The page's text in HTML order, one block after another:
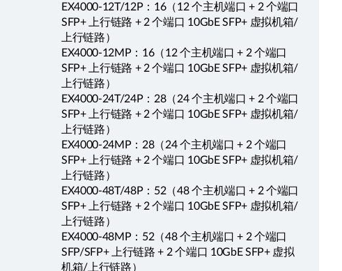
EX4000-12T/12P：16（12 个主机端口 + 2 个端口
SFP+ 上行链路 + 2 个端口 10GbE SFP+ 虚拟机箱/
上行链路）
EX4000-12MP：16（12 个主机端口 + 2 个端口
SFP+ 上行链路 + 2 个端口 10GbE SFP+ 虚拟机箱/
上行链路）
EX4000-24T/24P：28（24 个主机端口 + 2 个端口
SFP+ 上行链路 + 2 个端口 10GbE SFP+ 虚拟机箱/
上行链路）
EX4000-24MP：28（24 个主机端口 + 2 个端口
SFP+ 上行链路 + 2 个端口 10GbE SFP+ 虚拟机箱/
上行链路）
EX4000-48T/48P：52（48 个主机端口 + 2 个端口
SFP+ 上行链路 + 2 个端口 10GbE SFP+ 虚拟机箱/
上行链路）
EX4000-48MP：52（48 个主机端口 + 2 个端口
SFP/SFP+ 上行链路 + 2 个端口 10GbE SFP+ 虚拟
机箱/上行链路）